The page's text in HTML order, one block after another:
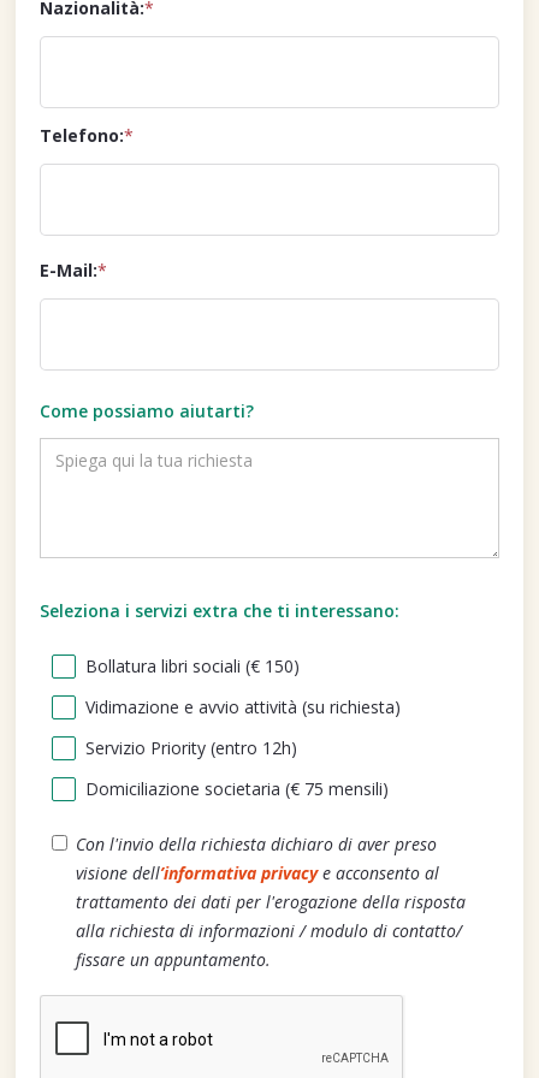
Nazionalità:*
Telefono:*
E-Mail:*
Come possiamo aiutarti?
Seleziona i servizi extra che ti interessano:
Bollatura libri sociali (€ 150)
Vidimazione e avvio attività (su richiesta)
Servizio Priority (entro 12h)
Domiciliazione societaria (€ 75 mensili)
Con l'invio della richiesta dichiaro di aver preso
visione dell’informativa privacye acconsento al
trattamento dei dati per l'erogazione della risposta
alla richiesta di informazioni / modulo di contatto/
fissare un appuntamento.